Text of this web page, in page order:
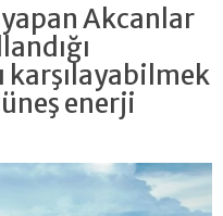
Akcanlar
karşılayabilmek
enerji